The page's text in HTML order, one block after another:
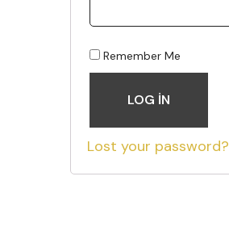
Remember Me
LOG IN
Lost your password?